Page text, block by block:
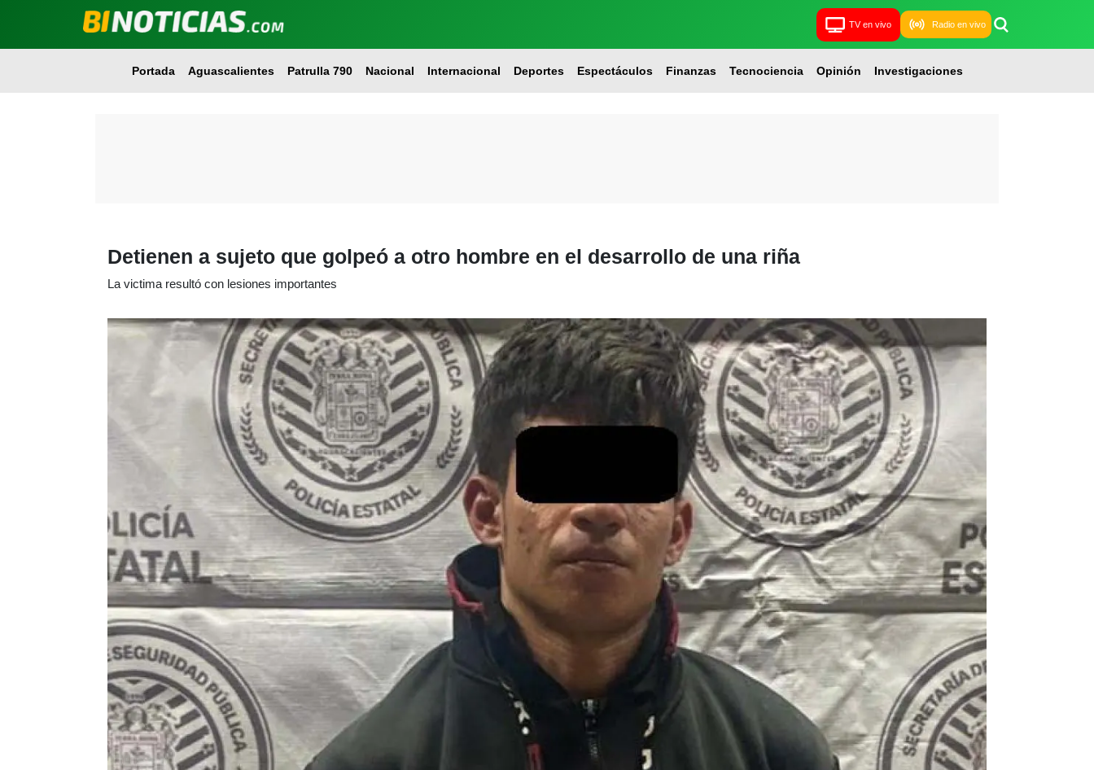
TV en vivo Radio en vivo
Portada Aguascalientes Patrulla 790 Nacional Internacional Deportes Espectáculos Finanzas Tecnociencia Opinión Investigaciones
Detienen a sujeto que golpeó a otro hombre en el desarrollo de una riña
La victima resultó con lesiones importantes